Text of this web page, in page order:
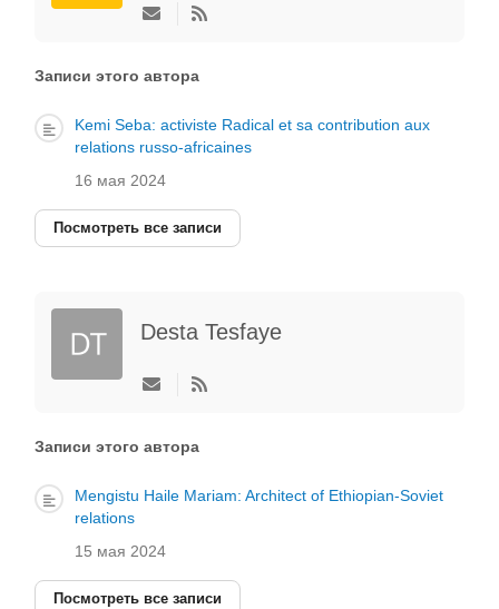
Подписаться
автора
Записи этого автора
Kemi Seba: activiste Radical et sa contribution aux
relations russo-africaines
16 мая 2024
Посмотреть все записи
Desta Tesfaye
Подписаться
автора
Записи этого автора
Mengistu Haile Mariam: Architect of Ethiopian-Soviet
relations
15 мая 2024
Посмотреть все записи